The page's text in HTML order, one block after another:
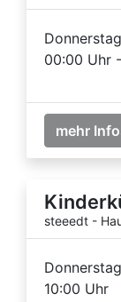
00:00 Uhr
mehr
steeedt -
10:00 Uhr